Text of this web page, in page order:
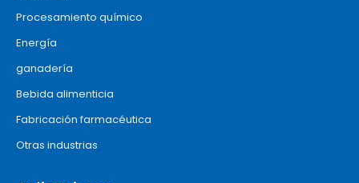
Procesamiento químico
Energía
ganadería
Bebida alimenticia
Fabricación farmacéutica
Otras industrias